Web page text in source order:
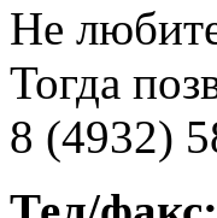
Не
Тогда
8 (4932)